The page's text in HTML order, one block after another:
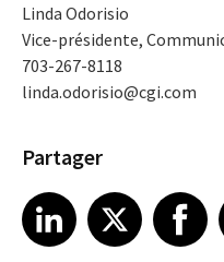
Linda Odorisio
Vice-présidente,
703-267-8118
linda.odorisio@cgi.com
Partager
Share article on LinkedIn
LinkedIn
Share article on XShare article